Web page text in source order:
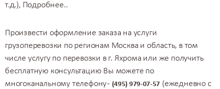
т.д.), Подробнее..
Произвести оформление заказа на услуги
грузоперевозки по регионам Москва и область, в том
числе услугу по перевозки в г. Яхрома или же получить
бесплатную консультацию Вы можете по
многоканальному телефону - (495) 979-07-57 (ежедневно с